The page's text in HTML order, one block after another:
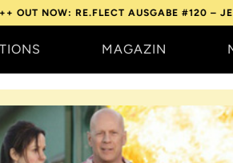
RE.FLECT AUSGABE #120 – JETZT
MAGAZIN